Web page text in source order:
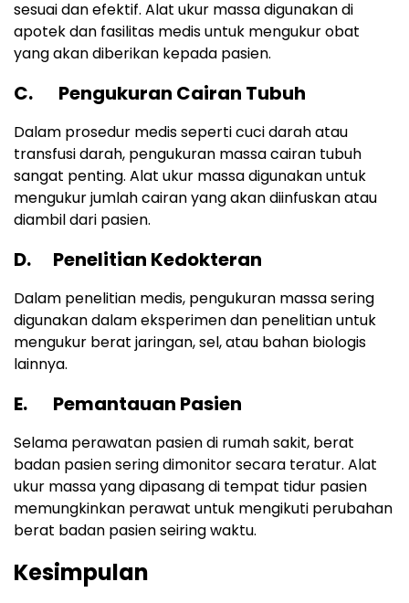
sesuai dan efektif. Alat ukur massa digunakan di
apotek dan fasilitas medis untuk mengukur obat
yang akan diberikan kepada pasien.
C. Pengukuran Cairan Tubuh
Dalam prosedur medis seperti cuci darah atau
transfusi darah, pengukuran massa cairan tubuh
sangat penting. Alat ukur massa digunakan untuk
mengukur jumlah cairan yang akan diinfuskan atau
diambil dari pasien.
D. Penelitian Kedokteran
Dalam penelitian medis, pengukuran massa sering
digunakan dalam eksperimen dan penelitian untuk
mengukur berat jaringan, sel, atau bahan biologis
lainnya.
E. Pemantauan Pasien
Selama perawatan pasien di rumah sakit, berat
badan pasien sering dimonitor secara teratur. Alat
ukur massa yang dipasang di tempat tidur pasien
memungkinkan perawat untuk mengikuti perubahan
berat badan pasien seiring waktu.
Kesimpulan